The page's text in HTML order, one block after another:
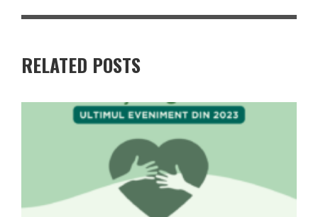
RELATED POSTS